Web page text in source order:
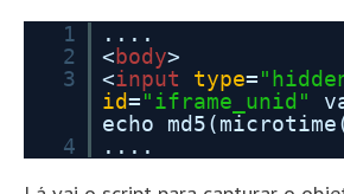
1
....
2
<body>
3
<input type=
id="iframe_unid"
echo
4
....